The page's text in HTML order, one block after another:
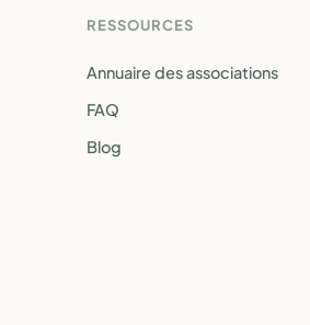
RESSOURCES
Annuaire des associations
FAQ
Blog